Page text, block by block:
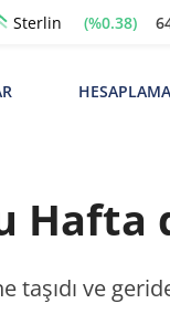
Sterlin (%0.38)
Hafta
taşıdı ve